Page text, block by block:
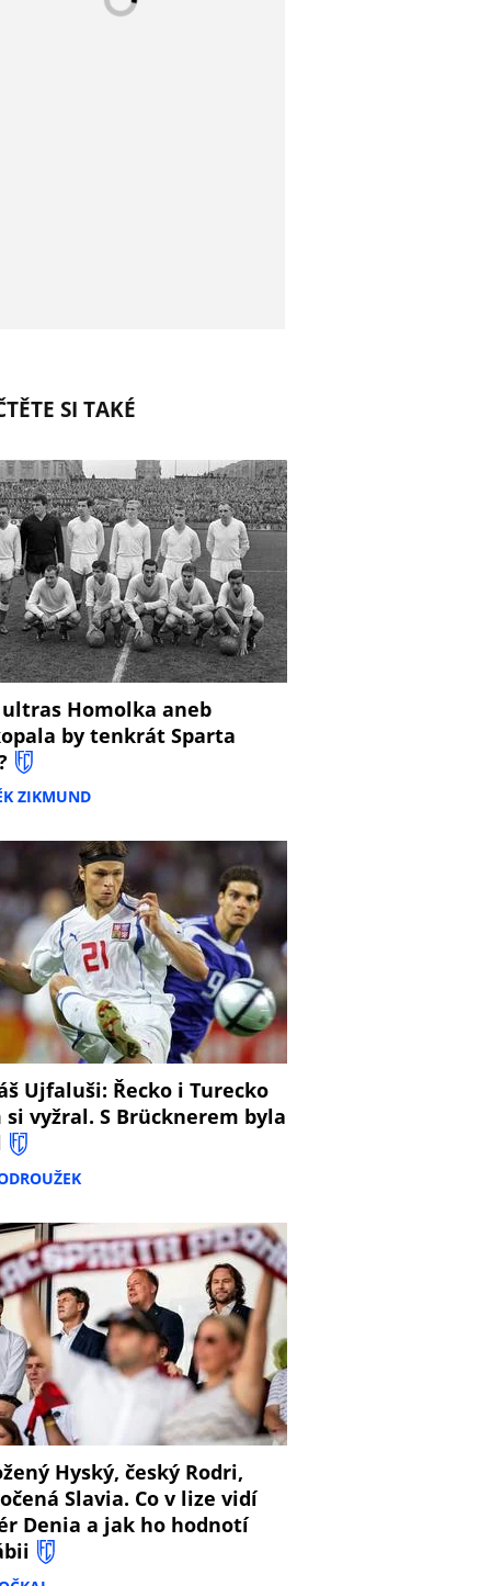
SI TAKÉ
ultras Homolka aneb
by tenkrát Sparta
ZIKMUND
Ujfaluši: Řecko i Turecko
si vyžral. S Brücknerem byla
Hyský, český Rodri,
Slavia. Co v lize vidí
Denia a jak ho hodnotí
8